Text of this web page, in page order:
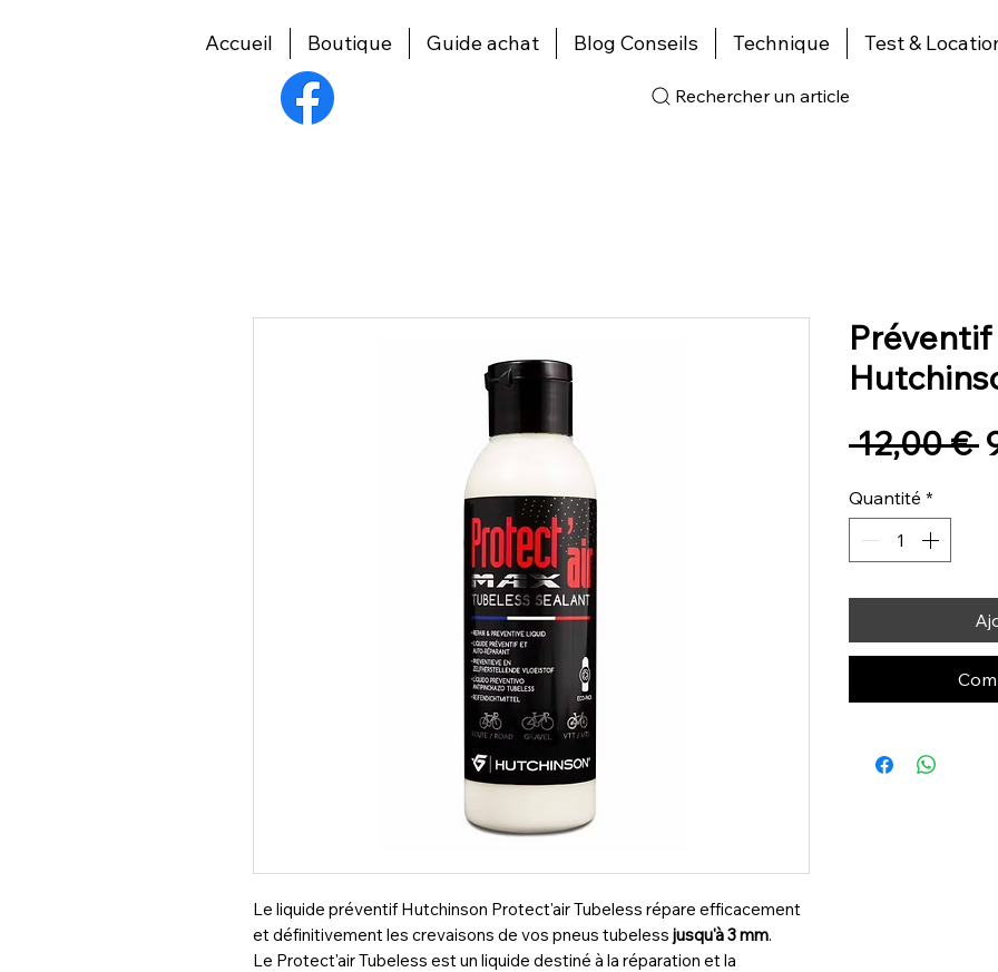
Accueil Boutique Guide achat Blog Conseils Technique Test &
Rechercher un article
Le liquide préventif Hutchinson Protect'air Tubeless répare efficacement
et définitivement les crevaisons de vos pneus tubeless jusqu'à 3 mm.
Le Protect'air Tubeless est un liquide destiné à la réparation et la
12,00 €
Quantité *